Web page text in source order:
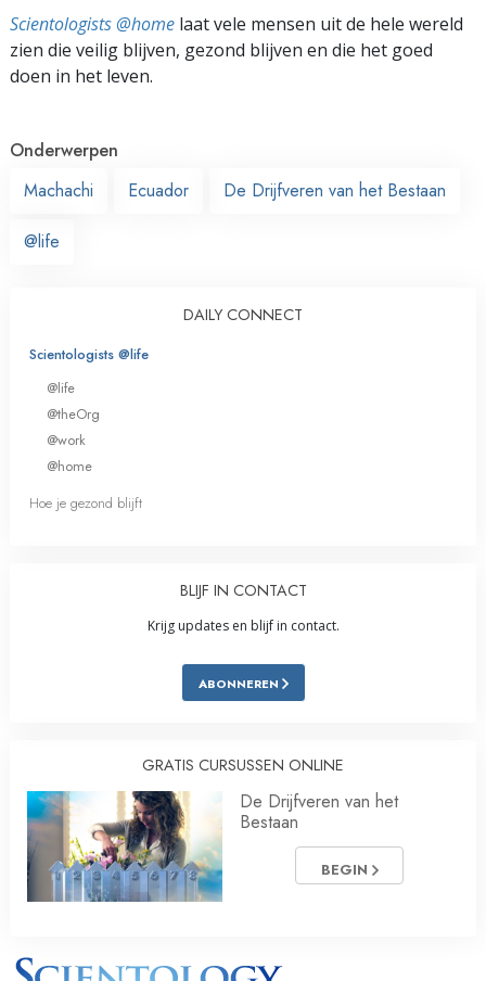
Scientologists @home laat vele mensen uit de hele wereld
zien die veilig blijven, gezond blijven en die het goed
doen in het leven.
Onderwerpen
Machachi
Ecuador De Drijfveren van het Bestaan
@life
DAILY CONNECT
Scientologists @life
@life
@theOrg
@work
@home
Hoe je gezond blijft
BLIJF IN CONTACT
Krijg updates en blijf in contact.
ABONNEREN
GRATIS CURSUSSEN ONLINE
De Drijfveren van het
Bestaan
BEGIN